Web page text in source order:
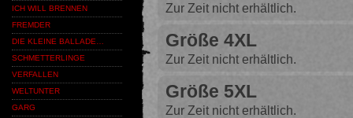
ICH WILL BRENNEN
FREMDER
DIE KLEINE BALLADE…
SCHMETTERLINGE
VERFALLEN
WELTUNTER
GARG
Zur Zeit nicht erhältlich.
Größe 4XL
Zur Zeit nicht erhältlich.
Größe 5XL
Zur Zeit nicht erhältlich.